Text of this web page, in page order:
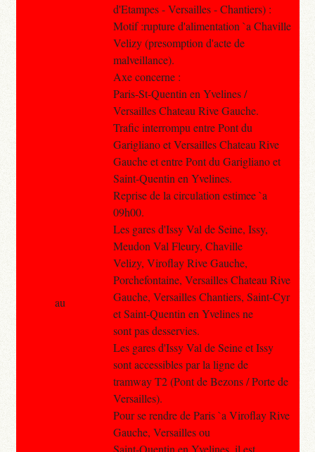
d'Etampes - Versailles - Chantiers) :
Motif :rupture d'alimentation `a Chaville
Velizy (presomption d'acte de
malveillance).
Axe concerne :
Paris-St-Quentin en Yvelines /
Versailles Chateau Rive Gauche.
Trafic interrompu entre Pont du
Garigliano et Versailles Chateau Rive
Gauche et entre Pont du Garigliano et
Saint-Quentin en Yvelines.
Reprise de la circulation estimee `a
09h00.
Les gares d'Issy Val de Seine, Issy,
Meudon Val Fleury, Chaville
Velizy, Viroflay Rive Gauche,
Porchefontaine, Versailles Chateau Rive
Gauche, Versailles Chantiers, Saint-Cyr
et Saint-Quentin en Yvelines ne
sont pas desservies.
Les gares d'Issy Val de Seine et Issy
sont accessibles par la ligne de
tramway T2 (Pont de Bezons / Porte de
Versailles).
Pour se rendre de Paris `a Viroflay Rive
Gauche, Versailles ou
Saint-Quentin en Yvelines, il est
au